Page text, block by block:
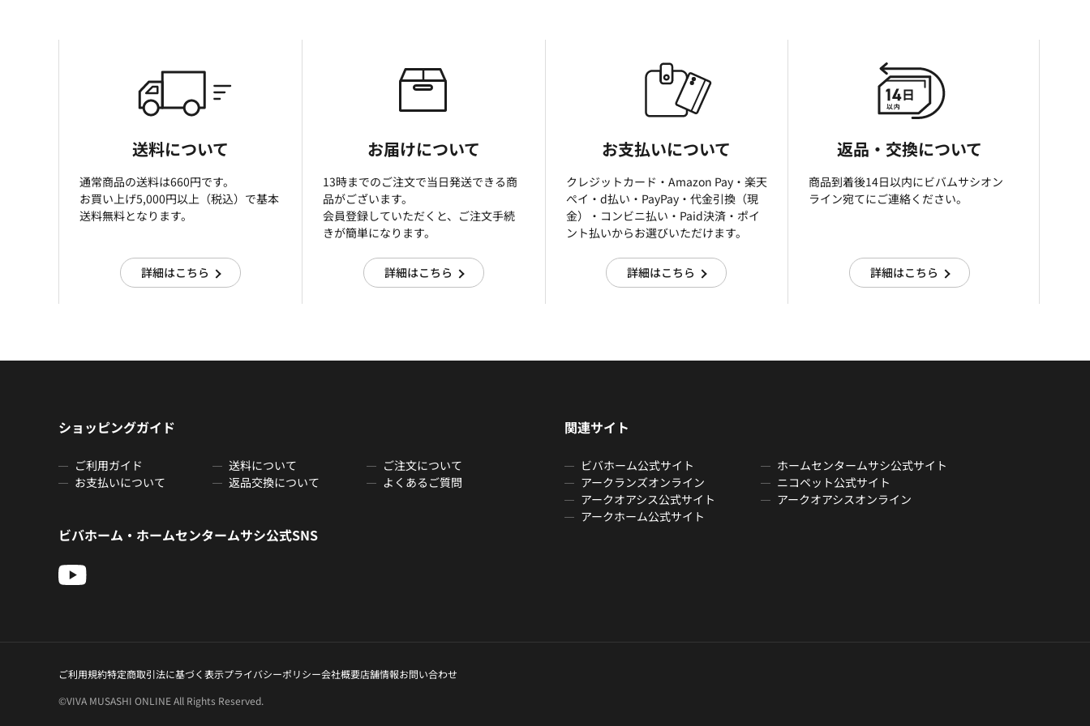
送料について
通常商品の送料は660円です。
お買い上げ5,000円以上（税込）で基本
送料無料となります。
詳細はこちら
お届けについて
13時までのご注文で当日発送できる商
品がございます。
会員登録していただくと、ご注文手続
きが簡単になります。
詳細はこちら
お支払いについて
クレジットカード・Amazon Pay・楽天
ぺイ・d払い・PayPay・代金引換（現
金）・コンビニ払い・Paid決済・ポイ
ント払いからお選びいただけます。
詳細はこちら
返品・交換について
商品到着後14日以内にビバムサシオン
ライン宛てにご連絡ください。
詳細はこちら
ショッピングガイド
ご利用ガイド 送料について
ご注文について
お支払いについて
返品交換について よくあるご質問
関連サイト
ビバホーム公式サイト
ホームセンタームサシ公式サイト
アークランズオンライン
ニコペット公式サイト
アークオアシス公式サイト
アークオアシスオンライン
アークホーム公式サイト
ビバホーム・ホームセンタームサシ公式SNS
ご利用規約特定商取引法に基づく表示プライバシーポリシー会社概要店舗情報お問い合わせ
©VIVA MUSASHI ONLINE All Rights Reserved.